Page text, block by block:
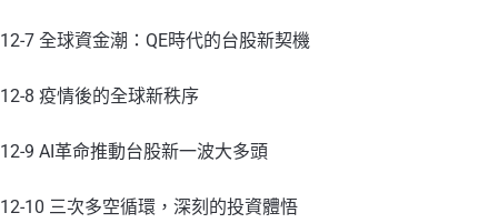
12-7 全球資金潮：QE時代的台股新契機
12-8 疫情後的全球新秩序
12-9 AI革命推動台股新一波大多頭
12-10 三次多空循環，深刻的投資體悟